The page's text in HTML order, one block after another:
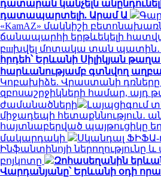
դատարան կանչելն
դատապարտելի. Արամ Ա
«KamAZ» մակնիշի
ճանապարհի երթևեկելի
բшխվել մոտակա տան պատին․
հրդեհ՝ Երևանի Սիլիկյան
հարևանությամբ գտնվող
Կոբախիձե. Վրաստանի դռները
զբոսաշրջիկների համար, այդ
ժամանածների
Լայպցիգում
միջադեպի հետաքննություն․
հայտնաբերված պայթուցիկը
մակարդակի
Սկանդալ ՖԻՖԱ-
Ինֆանտինոյի ներողությունը
բոյկոտը
Զոհասեղանին
Վարդանյանը՝ Երևանի օդի